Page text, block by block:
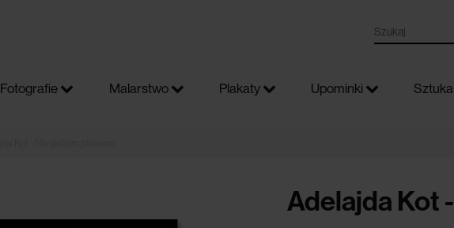
Fotografie Malarstwo Plakaty Upominki
Adelajda Kot